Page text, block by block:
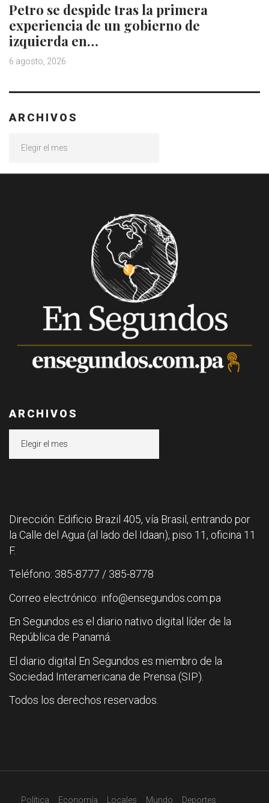
Petro se despide tras la primera
experiencia de un gobierno de
izquierda en…
6 agosto, 2026
ARCHIVOS
ARCHIVOS
Dirección: Edificio Brazil 405, vía Brasil, entrando por
la Calle del Agua (al lado del Idaan), piso 11, oficina 11
F.
Teléfono: 385-8777 / 385-8778
Correo electrónico: info@ensegundos.com.pa
En Segundos es el diario nativo digital líder de la
República de Panamá.
El diario digital En Segundos es miembro de la
Sociedad Interamericana de Prensa (SIP).
Todos los derechos reservados.
Política Economía Locales Mundo Deportes